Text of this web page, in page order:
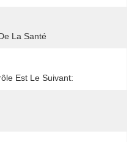
La Santé
Est Le Suivant: